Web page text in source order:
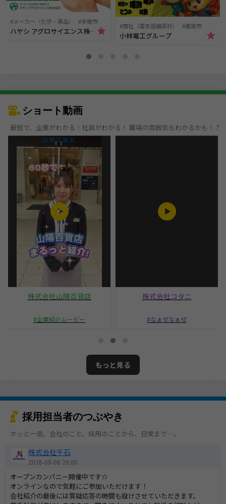
メーカー（化学・薬品） 赤穂市
ハヤシ アグロサイエンス株式会社
商社（電気設備資材） 姫路市
小林電工グループ
ショート動画
最短で、企業がわかる！社員がわかる！ 職場の雰囲気もわかるかも！？
株式会社山陽百貨店
企業紹介ムービー
株式会社コタニ
なぁぜなぁぜ
もっと見る
採用担当者のつぶやき
ホッと一息。会社のこと、採用のことから、日常まで…。
株式会社千石
2026-08-06 20:00
オープンカンパニー開催中です☆
オンラインなので気軽にご参加いただけます！
会社紹介の最後には質疑応答の時間も設けさせていただきます。